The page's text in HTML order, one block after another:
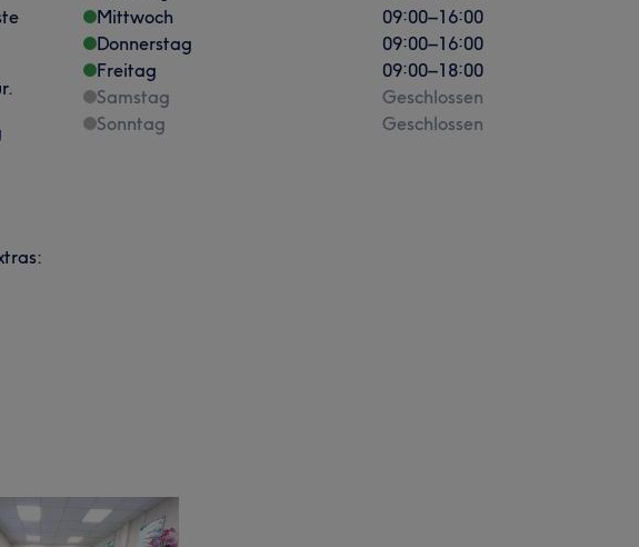
Mittwoch
09:00–16:00
Donnerstag
09:00–16:00
Freitag
09:00–18:00
Samstag
Geschlossen
Sonntag
Geschlossen